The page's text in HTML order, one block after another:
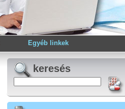
Egyéb linkek
keresés